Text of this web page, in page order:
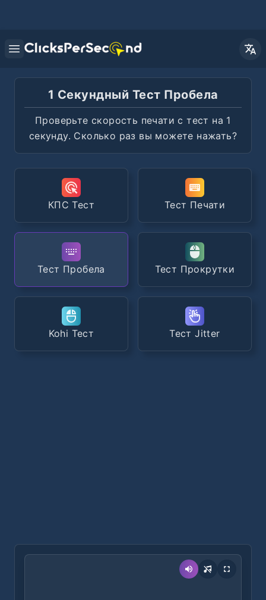
Open main menu
1 Секундный Тест Пробела
Проверьте скорость печати с тест на 1
секунду. Сколько раз вы можете нажать?
КПС Тест Тест Печати
Тест Пробела Тест Прокрутки
Kohi Тест Тест Jitter